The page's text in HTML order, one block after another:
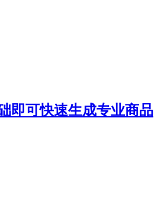
即可快速生成专业商品